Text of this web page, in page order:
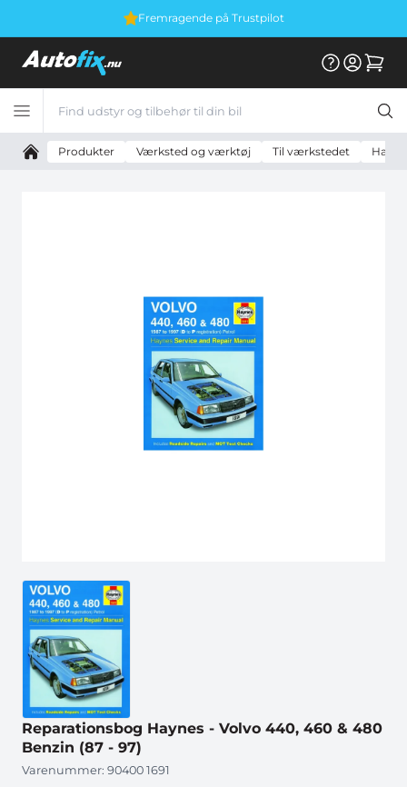
Fremragende på Trustpilot
Produkter Værksted og værktøj Til værkstedet
Reparationsbog Haynes - Volvo 440, 460 & 480
Benzin (87 - 97)
Varenummer: 90400 1691